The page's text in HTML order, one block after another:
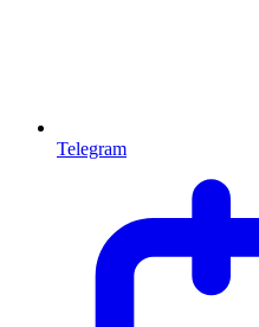
Telegram